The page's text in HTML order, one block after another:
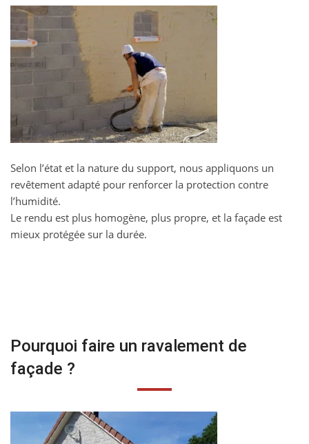
Selon l’état et la nature du support, nous appliquons un
revêtement adapté pour renforcer la protection contre
l’humidité.
Le rendu est plus homogène, plus propre, et la façade est
mieux protégée sur la durée.
Pourquoi faire un ravalement de
façade ?